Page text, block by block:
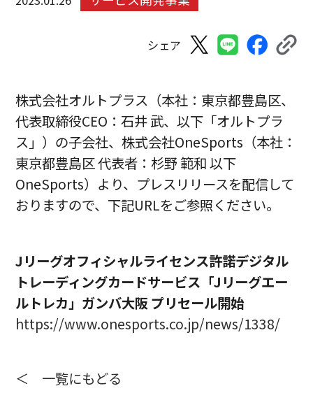
シェア
株式会社オルトプラス（本社：東京都豊島区、
代表取締役CEO：石井 武、以下「オルトプラ
ス」）の子会社、株式会社OneSports（本社：
東京都豊島区 代表者：杉野 範和 以下
OneSports）より、プレスリリースを配信して
おりますので、下記URLをご参照ください。
Jリーグオフィシャルライセンス許諾デジタル
トレーディングカードサービス「Jリーグエー
ルトレカ」ガンバ大阪 プリセール開始
https://www.onesports.co.jp/news/1338/
＜ 一覧にもどる